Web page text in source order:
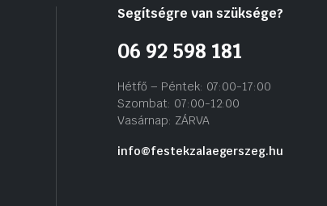
Segítségre van szüksége?
06 92 598 181
Hétfő – Péntek: 07:00-17:00
Szombat: 07:00-12:00
Vasárnap: ZÁRVA
info@festekzalaegerszeg.hu